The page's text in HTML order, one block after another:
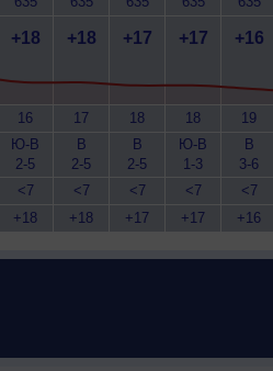
+18
16
Ю-В
2-5
<7
+18
+18
17
В
2-5
<7
+18
+17
18
В
2-5
<7
+17
+17
18
Ю-В
1-3
<7
+17
+16
19
В
3-6
<7
+16